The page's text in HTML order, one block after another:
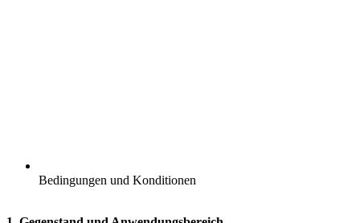
Bedingungen und Konditionen